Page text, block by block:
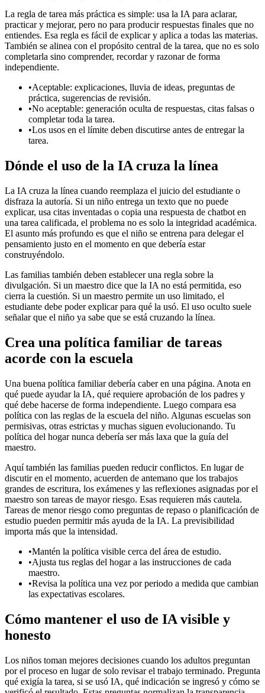
La regla de tarea más práctica es simple: usa la IA para aclarar,
practicar y mejorar, pero no para producir respuestas finales que no
entiendes. Esa regla es fácil de explicar y aplica a todas las materias.
También se alinea con el propósito central de la tarea, que no es solo
completarla sino comprender, recordar y razonar de forma
independiente.
•Aceptable: explicaciones, lluvia de ideas, preguntas de
práctica, sugerencias de revisión.
•No aceptable: generación oculta de respuestas, citas falsas o
completar toda la tarea.
•Los usos en el límite deben discutirse antes de entregar la
tarea.
Dónde el uso de la IA cruza la línea
La IA cruza la línea cuando reemplaza el juicio del estudiante o
disfraza la autoría. Si un niño entrega un texto que no puede
explicar, usa citas inventadas o copia una respuesta de chatbot en
una tarea calificada, el problema no es solo la integridad académica.
El asunto más profundo es que el niño se entrena para delegar el
pensamiento justo en el momento en que debería estar
construyéndolo.
Las familias también deben establecer una regla sobre la
divulgación. Si un maestro dice que la IA no está permitida, eso
cierra la cuestión. Si un maestro permite un uso limitado, el
estudiante debe poder explicar para qué la usó. El uso oculto suele
señalar que el niño ya sabe que se está cruzando la línea.
Crea una política familiar de tareas
acorde con la escuela
Una buena política familiar debería caber en una página. Anota en
qué puede ayudar la IA, qué requiere aprobación de los padres y
qué debe hacerse de forma independiente. Luego compara esa
política con las reglas de la escuela del niño. Algunas escuelas son
permisivas, otras estrictas y muchas siguen evolucionando. Tu
política del hogar nunca debería ser más laxa que la guía del
maestro.
Aquí también las familias pueden reducir conflictos. En lugar de
discutir en el momento, acuerden de antemano que los trabajos
grandes de escritura, los exámenes y las reflexiones asignadas por el
maestro son tareas de mayor riesgo. Esas requieren más cautela.
Tareas de menor riesgo como preguntas de repaso o planificación de
estudio pueden permitir más ayuda de la IA. La previsibilidad
importa más que la intensidad.
•Mantén la política visible cerca del área de estudio.
•Ajusta tus reglas del hogar a las instrucciones de cada
maestro.
•Revisa la política una vez por periodo a medida que cambian
las expectativas escolares.
Cómo mantener el uso de IA visible y
honesto
Los niños toman mejores decisiones cuando los adultos preguntan
por el proceso en lugar de solo revisar el trabajo terminado. Pregunta
qué exigía la tarea, si se usó IA, qué indicación se ingresó y cómo se